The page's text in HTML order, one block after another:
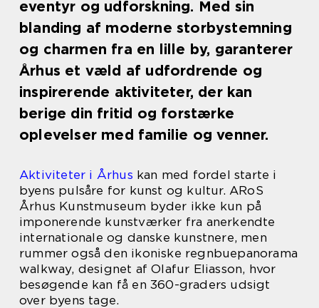
eventyr og udforskning. Med sin
blanding af moderne storbystemning
og charmen fra en lille by, garanterer
Århus et væld af udfordrende og
inspirerende aktiviteter, der kan
berige din fritid og forstærke
oplevelser med familie og venner.
Aktiviteter i Århus kan med fordel starte i
byens pulsåre for kunst og kultur. ARoS
Århus Kunstmuseum byder ikke kun på
imponerende kunstværker fra anerkendte
internationale og danske kunstnere, men
rummer også den ikoniske regnbuepanorama
walkway, designet af Olafur Eliasson, hvor
besøgende kan få en 360-graders udsigt
over byens tage.